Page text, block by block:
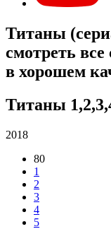
Титаны
смотреть
в хорошем
Титаны
2018
80
1
2
3
4
5